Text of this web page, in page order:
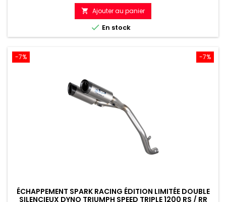
de
référence
 Ajouter au panier
 En stock
-7%
-7%
ÉCHAPPEMENT SPARK RACING ÉDITION LIMITÉE DOUBLE
SILENCIEUX DYNO TRIUMPH SPEED TRIPLE 1200 RS / RR